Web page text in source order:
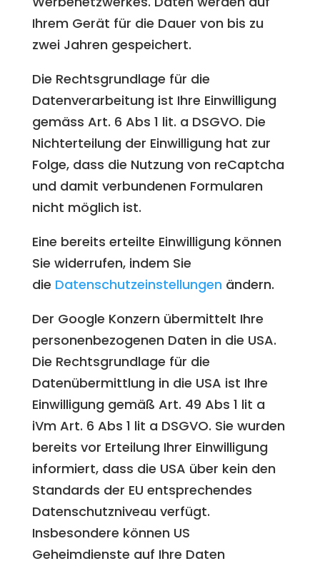
Ihrem Gerät für die Dauer von bis zu
zwei Jahren gespeichert.
Die Rechtsgrundlage für die
Datenverarbeitung ist Ihre Einwilligung
gemäss Art. 6 Abs 1 lit. a DSGVO. Die
Nichterteilung der Einwilligung hat zur
Folge, dass die Nutzung von reCaptcha
und damit verbundenen Formularen
nicht möglich ist.
Eine bereits erteilte Einwilligung können
Sie widerrufen, indem Sie
die Datenschutzeinstellungen ändern.
Der Google Konzern übermittelt Ihre
personenbezogenen Daten in die USA.
Die Rechtsgrundlage für die
Datenübermittlung in die USA ist Ihre
Einwilligung gemäß Art. 49 Abs 1 lit a
iVm Art. 6 Abs 1 lit a DSGVO. Sie wurden
bereits vor Erteilung Ihrer Einwilligung
informiert, dass die USA über kein den
Standards der EU entsprechendes
Datenschutzniveau verfügt.
Insbesondere können US
Geheimdienste auf Ihre Daten